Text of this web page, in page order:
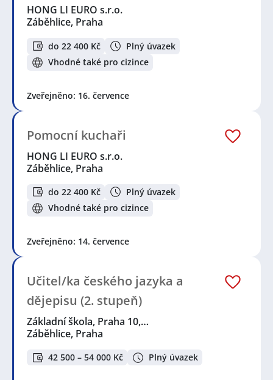
HONG LI EURO s.r.o.
Záběhlice, Praha
do 22 400 Kč
Plný úvazek
Vhodné také pro cizince
Zveřejněno: 16. července
Pomocní kuchaři
HONG LI EURO s.r.o.
Záběhlice, Praha
do 22 400 Kč
Plný úvazek
Vhodné také pro cizince
Zveřejněno: 14. července
Učitel/ka českého jazyka a
dějepisu (2. stupeň)
Základní škola, Praha 10,…
Záběhlice, Praha
42 500 – 54 000 Kč Plný úvazek